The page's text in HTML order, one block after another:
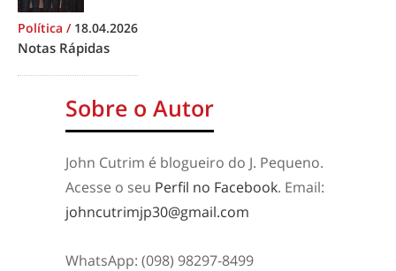
Política / 18.04.2026
Notas Rápidas
Sobre o Autor
John Cutrim é blogueiro do J. Pequeno.
Acesse o seu Perfil no Facebook. Email:
johncutrimjp30@gmail.com
WhatsApp: (098) 98297-8499